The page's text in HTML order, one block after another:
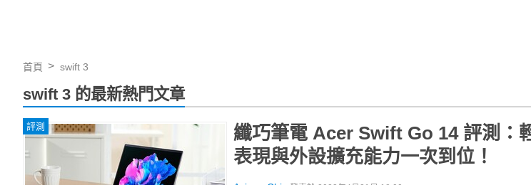
首頁 swift 3
swift 3 的最新熱門文章
評測
纖巧筆電 Acer Swift Go 14 評測：
表現與外設擴充能力一次到位！